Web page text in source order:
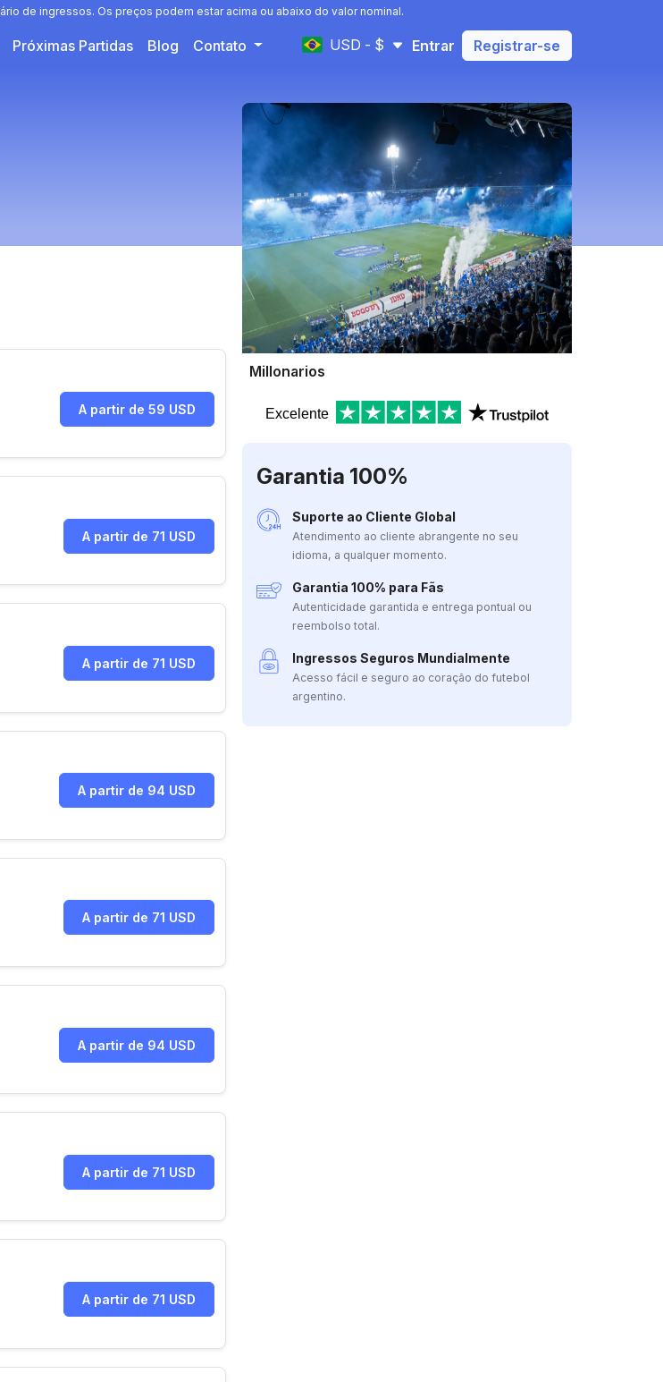
de ingressos. Os preços podem estar acima ou abaixo do valor nominal.
Próximas Partidas Blog Contato USD - $ Entrar Registrar-se
Millonarios
Excelente
Garantia 100%
Suporte ao Cliente Global
Atendimento ao cliente abrangente no seu
idioma, a qualquer momento.
Garantia 100% para Fãs
Autenticidade garantida e entrega pontual ou
reembolso total.
Ingressos Seguros Mundialmente
Acesso fácil e seguro ao coração do futebol
argentino.
A partir de 59 USD
A partir de 71 USD
A partir de 71 USD
A partir de 94 USD
A partir de 71 USD
A partir de 94 USD
A partir de 71 USD
A partir de 71 USD